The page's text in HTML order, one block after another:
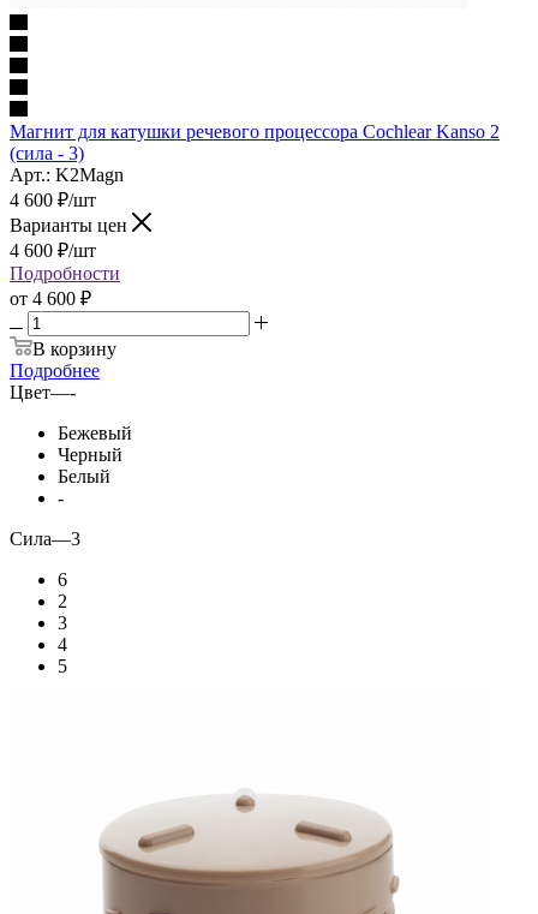
Магнит для катушки речевого процессора Cochlear Kanso 2
(сила - 3)
Арт.: K2Magn
4 600 ₽/шт
Варианты цен
4 600 ₽/шт
Подробности
от 4 600 ₽
В корзину
Подробнее
Цвет—-
Бежевый
Черный
Белый
-
Сила—3
6
2
3
4
5